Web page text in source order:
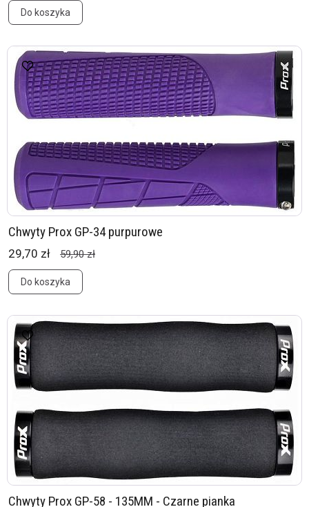
Do koszyka
Chwyty Prox GP-34 purpurowe
29,70 zł 59,90 zł
Do koszyka
Chwyty Prox GP-58 - 135MM - Czarne pianka